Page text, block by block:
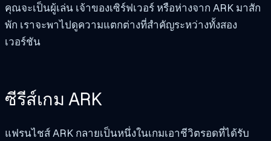
คุณจะเป็นผู้เล่น เจ้าของเซิร์ฟเวอร์ หรือห่างจาก ARK มาสัก
พัก เราจะพาไปดูความแตกต่างที่สำคัญระหว่างทั้งสอง
เวอร์ชัน
ซีรีส์เกม ARK
แฟรนไชส์ ARK กลายเป็นหนึ่งในเกมเอาชีวิตรอดที่ได้รับ